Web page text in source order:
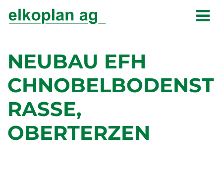
NEUBAU EFH
CHNOBELBODENST
RASSE,
OBERTERZEN